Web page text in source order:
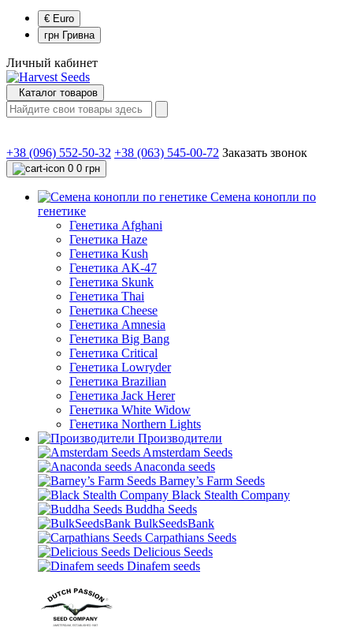
€ Euro
грн Гривна
Личный кабинет
Каталог товаров
+38 (096) 552-50-32 +38 (063) 545-00-72 Заказать звонок
0 0 грн
Семена конопли по
генетике
Генетика Afghani
Генетика Haze
Генетика Kush
Генетика AK-47
Генетика Skunk
Генетика Thai
Генетика Cheese
Генетика Amnesia
Генетика Big Bang
Генетика Critical
Генетика Lowryder
Генетика Brazilian
Генетика Jack Herer
Генетика White Widow
Генетика Northern Lights
Производители
Amsterdam Seeds
Anaconda seeds
Barney’s Farm Seeds
Black Stealth Company
Buddha Seeds
BulkSeedsBank
Carpathians Seeds
Delicious Seeds
Dinafem seeds